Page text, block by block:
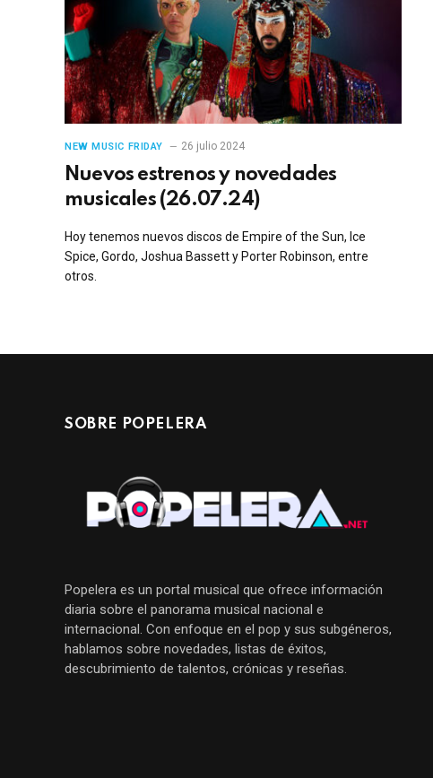
NEW MUSIC FRIDAY 26 julio 2024
Nuevos estrenos y novedades
musicales (26.07.24)
Hoy tenemos nuevos discos de Empire of the Sun, Ice
Spice, Gordo, Joshua Bassett y Porter Robinson, entre
otros.
SOBRE POPELERA
Popelera es un portal musical que ofrece información
diaria sobre el panorama musical nacional e
internacional. Con enfoque en el pop y sus subgéneros,
hablamos sobre novedades, listas de éxitos,
descubrimiento de talentos, crónicas y reseñas.